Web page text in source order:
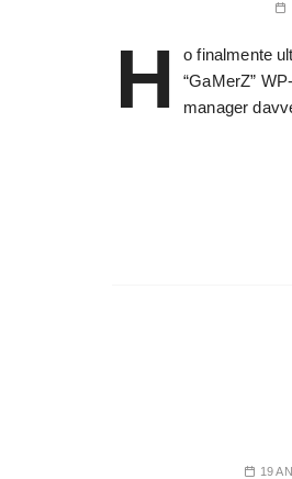
H
o finalmente
“GaMerZ”
manager
19